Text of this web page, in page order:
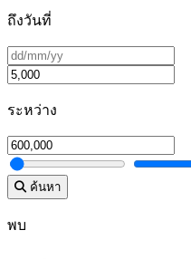
ถึงวันที่
ระหว่าง
ค้นหา
พบ